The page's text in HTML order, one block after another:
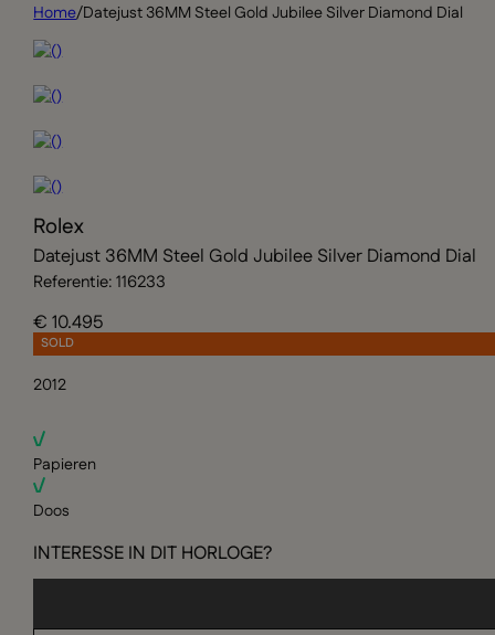
Home/Datejust 36MM Steel Gold Jubilee Silver Diamond Dial
Rolex
Datejust 36MM Steel Gold Jubilee Silver Diamond Dial
Referentie: 116233
€ 10.495
SOLD
2012
Papieren
Doos
INTERESSE IN DIT HORLOGE?